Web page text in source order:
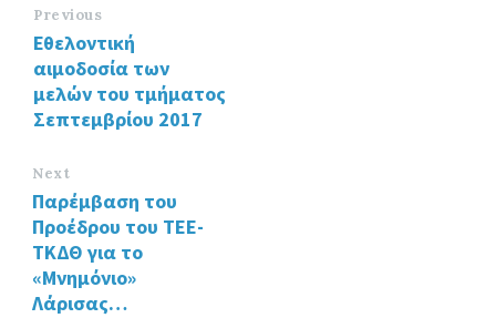
o
o
k
er
n
Previous
Εθελοντική
αιμοδοσία των
μελών του τμήματος
Σεπτεμβρίου 2017
Next
Παρέμβαση του
Προέδρου του ΤΕΕ-
ΤΚΔΘ για το
«Μνημόνιο»
Λάρισας…